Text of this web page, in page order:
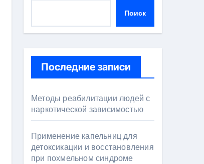
Поиск
Последние записи
Методы реабилитации людей с
наркотической зависимостью
Применение капельниц для
детоксикации и восстановления
при похмельном синдроме